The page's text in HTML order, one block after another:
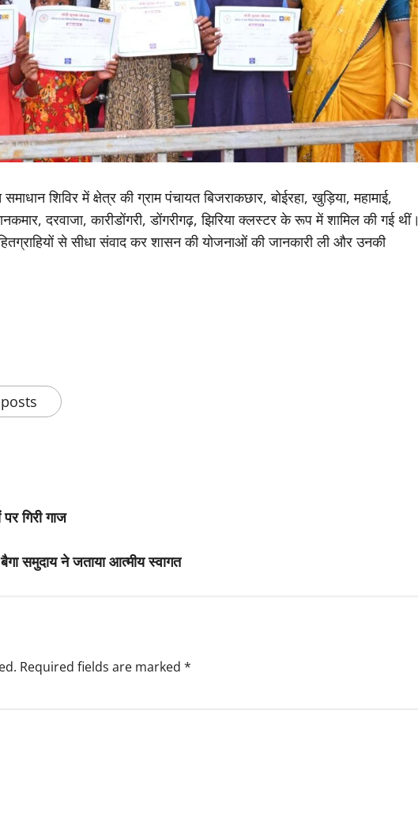
शिविर में क्षेत्र की ग्राम पंचायत बिजराकछार, बोईरहा, खुड़िया, महामाई,
दरवाजा, कारीडोंगरी, डोंगरीगढ़, झिरिया क्लस्टर के रूप में शामिल की गई थीं।
से सीधा संवाद कर शासन की योजनाओं की जानकारी ली और उनकी
गिरी गाज
समुदाय ने जताया आत्मीय स्वागत
Required fields are marked *